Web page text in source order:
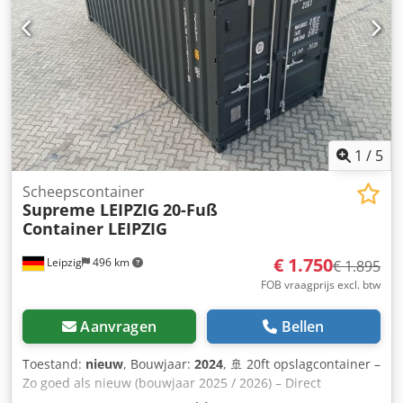
bij ons zeecontainers in alle gangbare maten (20DV, 40DV,
20HC, 40HC...) en voor elke behoefte. Of het nu gaat om
opslag, bouwprojecten, logistieke oplossingen of
zeetransport. Wij zien uw aanvraag graag tegemoet!
NAUTEXA GmbH
1 / 5
Leipzig 496 km
Scheepscontainer
Supreme LEIPZIG 20-Fuß
Container LEIPZIG
€ 1.750€ 1.895
FOB vraagprijs excl. btw
Aanvragen Bellen
Toestand: nieuw, Bouwjaar: 2024, 🚢 20ft opslagcontainer –
Zo goed als nieuw (bouwjaar 2025 / 2026) – Direct